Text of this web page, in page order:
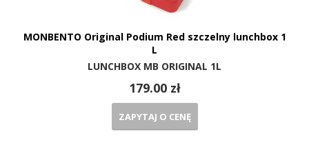
MONBENTO Original Podium Red szczelny lunchbox 1
L
LUNCHBOX MB ORIGINAL 1L
179.00 zł
ZAPYTAJ O CENĘ